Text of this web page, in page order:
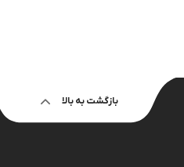
بازگشت به بالا